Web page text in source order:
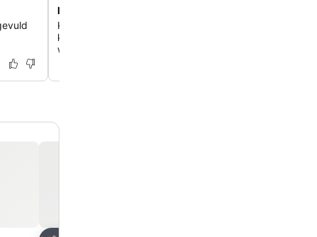
Moderne en comfortabele accommodaties
Kom tot rust in de moderne kamers met gratis wifi,
koffiezetapparaten, waarvan sommige een
woonruimtes bieden.